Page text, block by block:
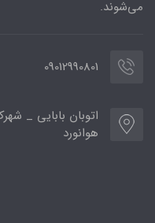
می‌شوند.
09012990801
هوانورد